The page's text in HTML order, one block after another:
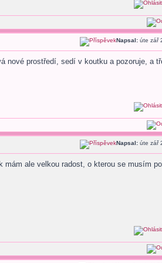
Napsal:úte zář
nové prostředí, sedí v koutku a pozoruje, a
Napsal:úte zář
ale velkou radost, o kterou se musím